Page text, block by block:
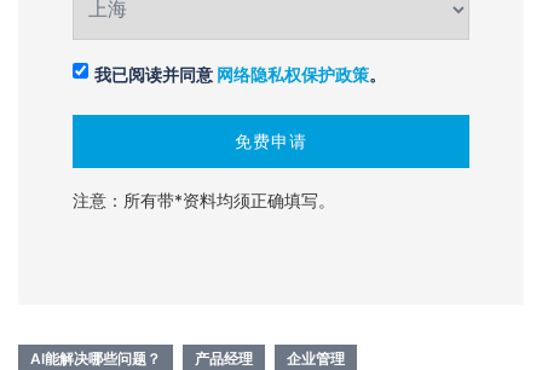
我已阅读并同意 网络隐私权保护政策。
注意：所有带*资料均须正确填写。
AI能解决哪些问题？ 产品经理 企业管理